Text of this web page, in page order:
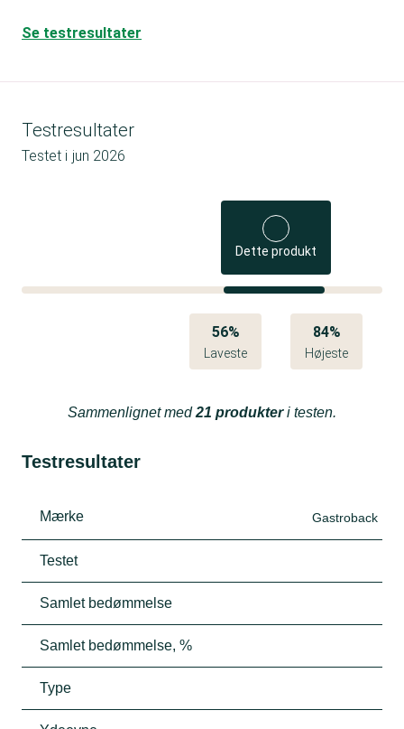
Se testresultater
Testresultater
Testet i jun 2026
Dette produkt
56%
Laveste
84%
Højeste
Sammenlignet med21 produkteri testen.
Testresultater
Mærke Gastroback
Testet
Samlet bedømmelse
Samlet bedømmelse, %
Type